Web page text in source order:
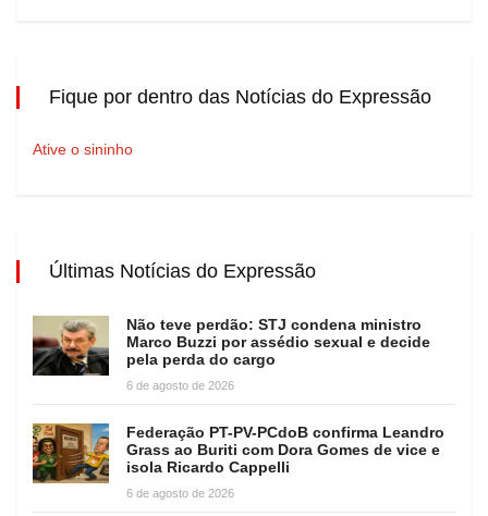
Fique por dentro das Notícias do Expressão
Ative o sininho
Últimas Notícias do Expressão
Não teve perdão: STJ condena ministro
Marco Buzzi por assédio sexual e decide
pela perda do cargo
6 de agosto de 2026
Federação PT-PV-PCdoB confirma Leandro
Grass ao Buriti com Dora Gomes de vice e
isola Ricardo Cappelli
6 de agosto de 2026